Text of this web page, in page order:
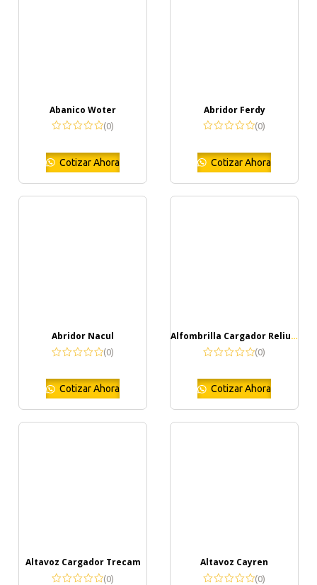
Abanico Woter
(0)
Cotizar Ahora
Abridor Ferdy
(0)
Cotizar Ahora
Abridor Nacul
(0)
Cotizar Ahora
Alfombrilla Cargador Relium
(0)
Cotizar Ahora
Altavoz Cargador Trecam
(0)
Altavoz Cayren
(0)